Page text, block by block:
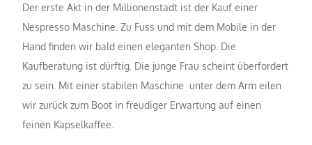
Der erste Akt in der Millionenstadt ist der Kauf einer
Nespresso Maschine. Zu Fuss und mit dem Mobile in der
Hand finden wir bald einen eleganten Shop. Die
Kaufberatung ist dürftig. Die junge Frau scheint überfordert
zu sein. Mit einer stabilen Maschine unter dem Arm eilen
wir zurück zum Boot in freudiger Erwartung auf einen
feinen Kapselkaffee.